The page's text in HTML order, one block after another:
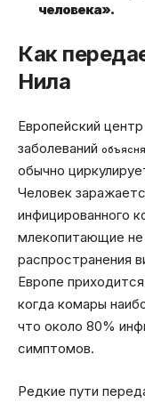
человека».
Как
Нила
Европейский
заболеваний
обычно
Человек
инфицированного
млекопитающие не
распространения
Европе
когда комары
что около 80%
симптомов.
Редкие пути